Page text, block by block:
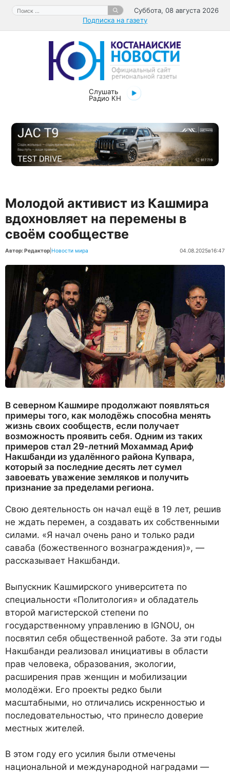
Перейти
содержимому
Поиск:
Суббота, 08 августа 2026
Подписка на газету
Слушать
Радио КН
Молодой активист из Кашмира
вдохновляет на перемены в
своём сообществе
Автор: Редактор Новости мира 04.08.2025в16:47
В северном Кашмире продолжают появляться
примеры того, как молодёжь способна менять
жизнь своих сообществ, если получает
возможность проявить себя. Одним из таких
примеров стал 29-летний Мохаммад Ариф
Накшбанди из удалённого района Купвара,
который за последние десять лет сумел
завоевать уважение земляков и получить
признание за пределами региона.
Свою деятельность он начал ещё в 19 лет, решив
не ждать перемен, а создавать их собственными
силами. «Я начал очень рано и только ради
саваба (божественного вознаграждения)», —
рассказывает Накшбанди.
Выпускник Кашмирского университета по
специальности «Политология» и обладатель
второй магистерской степени по
государственному управлению в IGNOU, он
посвятил себя общественной работе. За эти годы
Накшбанди реализовал инициативы в области
прав человека, образования, экологии,
расширения прав женщин и мобилизации
молодёжи. Его проекты редко были
масштабными, но отличались искренностью и
последовательностью, что принесло доверие
местных жителей.
В этом году его усилия были отмечены
национальной и международной наградами —